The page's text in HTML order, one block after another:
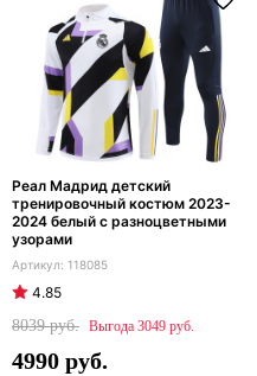
Реал Мадрид детский
тренировочный костюм 2023-
2024 белый с разноцветными
узорами
118085
4.85
8039
3049
4990